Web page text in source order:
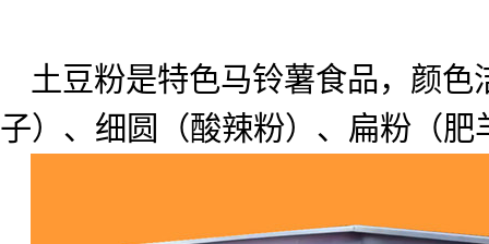
土豆粉是特色马铃薯食品，颜
子）、细圆（酸辣粉）、扁粉（